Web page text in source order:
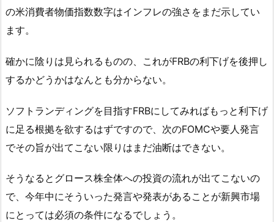
の米消費者物価指数数字はインフレの強さをまだ示してい
ます。
確かに陰りは見られるものの、これがFRBの利下げを後押し
するかどうかはなんとも分からない。
ソフトランディングを目指すFRBにしてみればもっと利下げ
に足る根拠を欲するはずですので、次のFOMCや要人発言
でその旨が出てこない限りはまだ油断はできない。
そうなるとグロース株全体への投資の流れが出てこないの
で、今年中にそういった発言や発表があることが新興市場
にとっては必須の条件になるでしょう。